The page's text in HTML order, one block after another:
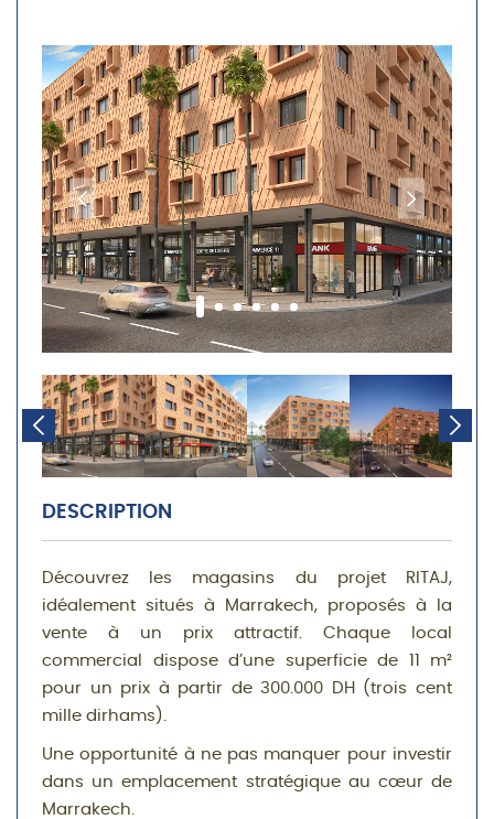
DESCRIPTION
Découvrez les magasins du projet RITAJ,
idéalement situés à Marrakech, proposés à la
vente à un prix attractif. Chaque local
commercial dispose d’une superficie de 11 m²
pour un prix à partir de 300.000 DH (trois cent
mille dirhams).
Une opportunité à ne pas manquer pour investir
dans un emplacement stratégique au cœur de
Marrakech.